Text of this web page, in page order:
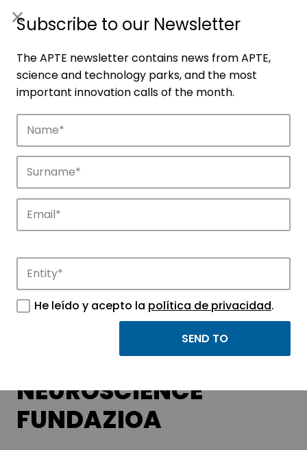
Companies
Discover the companies that drive
innovation in APTE’s parks.
ACHUCARRO BASQUE
CENTER FOR
NEUROSCIENCE
FUNDAZIOA
Subscribe to our Newsletter
The APTE newsletter contains news from APTE,
science and technology parks, and the most
important innovation calls of the month.
He leído y acepto la política de privacidad.